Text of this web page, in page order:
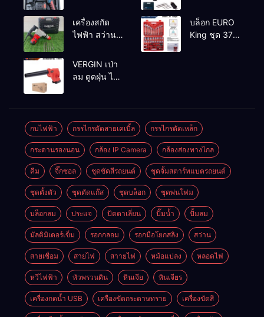
2-26 DFR ทุ่น
ทองแดงแท้
100%
เครื่องสกัด
ไฟฟ้า สว่าน
MAKTEC รุ่น MT2926A
บล็อก EURO
King ชุด 37
VERGIN เป่า
ลม ดูดฝุ่น ไร้
กบไฟฟ้า กรรไกรตัดสายเคเบิ้ล กรรไกรตัดเหล็ก
กระดานรองนอน กล้อง IP Camera กล้องส่องทางไกล
คีม จิ๊กซอล ชุดขัดสีรถยนต์​ ชุดจั้มสตาร์ทแบตรถยนต์
ชุดตั้งตัว ชุดตัดแก๊ส ชุดบล็อก ชุดพ่นโฟม
บล็อกลม ประแจ ปัตตาเลี่ยน ปั๊มน้ำ ปั้มลม
มัลติมิเตอร์เข็ม รอกกลอม รอกมือโยกสลิง สว่าน
สายเชื่อม สายไฟ สาายไฟ หม้อแปลง หลอดไฟ
หวีไฟฟ้า หัวพรวนดิน หินเจีย หินเจียร
เครื่องกดน้ำ USB เครื่องขัดกระดาษทราย เครื่องขัดสี